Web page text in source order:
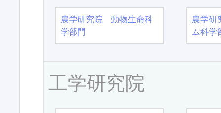
農学研究院 動物生命科
学部門
農学
ム科学
工学研究院